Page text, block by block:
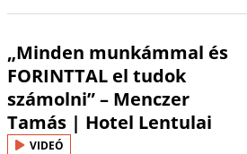
„Minden munkámmal és
FORINTTAL el tudok
számolni” – Menczer
Tamás | Hotel Lentulai
VIDEÓ